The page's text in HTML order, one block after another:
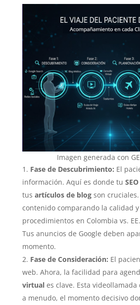
Imagen generada con
Fase de Descubrimiento: El
información. Aquí es donde tu
tus artículos de blogson cruciales.
contenido comparando la calidad y
procedimientos en Colombia vs.
Tus anuncios de Google deben
momento.
Fase de Consideración: El
web. Ahora, la facilidad para
virtuales clave. Esta videollamada
a menudo, el momento decisivo